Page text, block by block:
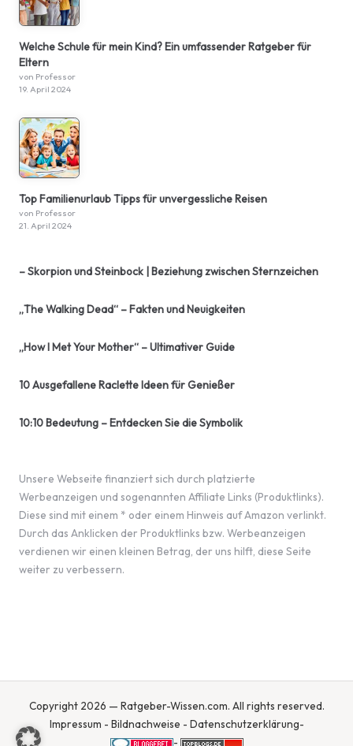
Welche Schule für mein Kind? Ein umfassender Ratgeber für
Eltern
von Professor
19. April 2024
Top Familienurlaub Tipps für unvergessliche Reisen
von Professor
21. April 2024
– Skorpion und Steinbock | Beziehung zwischen Sternzeichen
„The Walking Dead“ – Fakten und Neuigkeiten
„How I Met Your Mother“ – Ultimativer Guide
10 Ausgefallene Raclette Ideen für Genießer
10:10 Bedeutung – Entdecken Sie die Symbolik
Unsere Webseite finanziert sich durch platzierte
Werbeanzeigen und sogenannten Affiliate Links (Produktlinks).
Diese sind mit einem * oder einem Hinweis auf Amazon verlinkt.
Durch das Anklicken der Produktlinks bzw. Werbeanzeigen
verdienen wir einen kleinen Betrag, der uns hilft, diese Seite
weiter zu verbessern.
Copyright 2026 — Ratgeber-Wissen.com. All rights reserved.
Impressum - Bildnachweise - Datenschutzerklärung-
-